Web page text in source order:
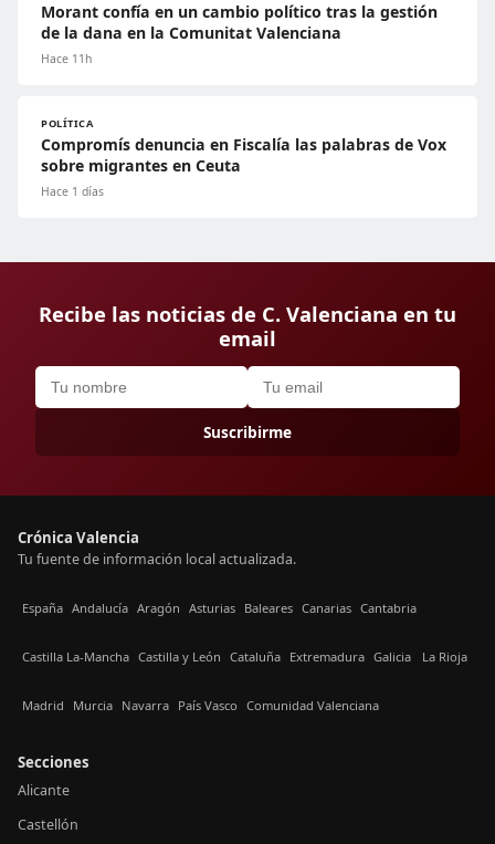
Morant confía en un cambio político tras la gestión
de la dana en la Comunitat Valenciana
Hace 11h
POLÍTICA
Compromís denuncia en Fiscalía las palabras de Vox
sobre migrantes en Ceuta
Hace 1 días
Recibe las noticias de C. Valenciana en tu
email
Suscribirme
Crónica Valencia
Tu fuente de información local actualizada.
España Andalucía Aragón Asturias Baleares Canarias Cantabria
Castilla La-Mancha Castilla y León Cataluña Extremadura Galicia La Rioja
Madrid Murcia Navarra País Vasco Comunidad Valenciana
Secciones
Alicante
Castellón